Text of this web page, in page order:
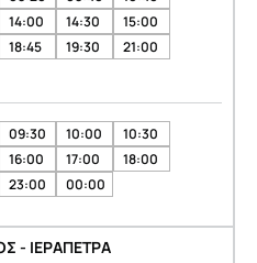
14:00 14:30
15:00
18:45 19:30
21:00
09:30 10:00
10:30
16:00 17:00
18:00
23:00 00:00
- ΙΕΡΑΠΕΤΡΑ